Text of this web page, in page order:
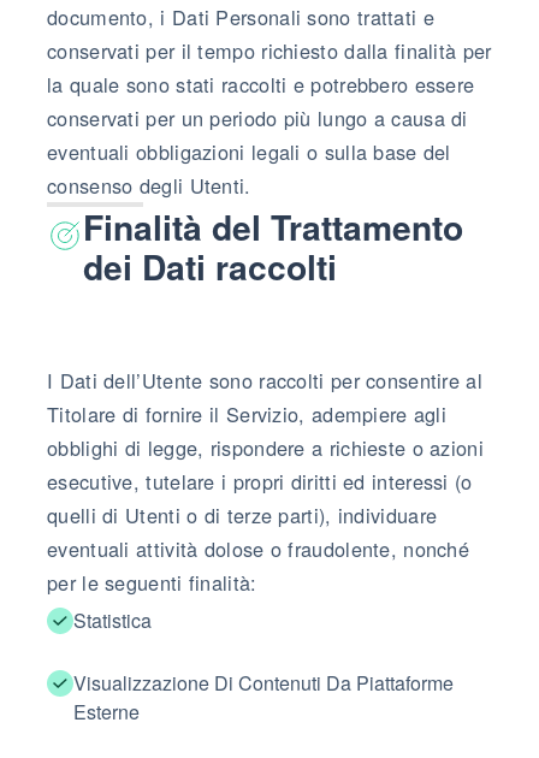
documento, i Dati Personali sono trattati e
conservati per il tempo richiesto dalla finalità per
la quale sono stati raccolti e potrebbero essere
conservati per un periodo più lungo a causa di
eventuali obbligazioni legali o sulla base del
consenso degli Utenti.
Finalità del Trattamento
dei Dati raccolti
I Dati dell’Utente sono raccolti per consentire al
Titolare di fornire il Servizio, adempiere agli
obblighi di legge, rispondere a richieste o azioni
esecutive, tutelare i propri diritti ed interessi (o
quelli di Utenti o di terze parti), individuare
eventuali attività dolose o fraudolente, nonché
per le seguenti finalità:
Statistica
Visualizzazione Di Contenuti Da Piattaforme
Esterne